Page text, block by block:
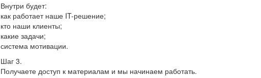
Внутри будет:
как работает наше IT-решение;
кто наши клиенты;
какие задачи;
система мотивации.
Шаг 3.
Получаете доступ к материалам и мы начинаем работать.